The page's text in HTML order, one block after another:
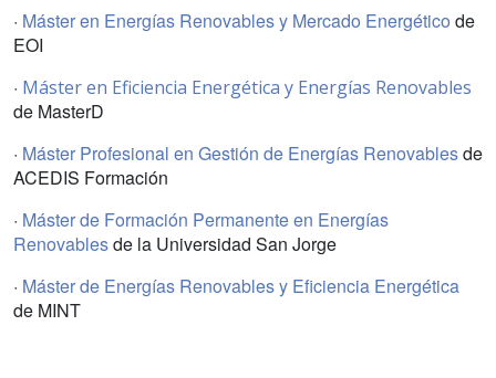
· Máster en Energías Renovables y Mercado Energético de
EOI
· Máster en Eficiencia Energética y Energías Renovables
de MasterD
· Máster Profesional en Gestión de Energías Renovablesde
ACEDIS Formación
· Máster de Formación Permanente en Energías
Renovablesde la Universidad San Jorge
· Máster de Energías Renovables y Eficiencia Energética
de MINT